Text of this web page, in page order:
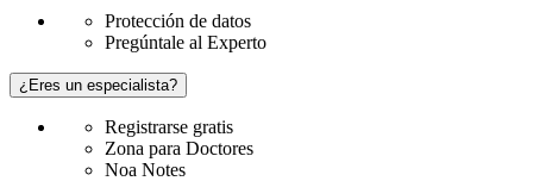
Protección de datos
Pregúntale al Experto
¿Eres un especialista?
Registrarse gratis
Zona para Doctores
Noa Notes